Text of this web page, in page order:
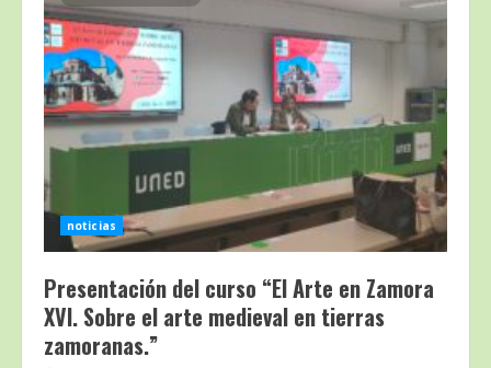
noticias
Presentación del curso “El Arte en Zamora
XVI. Sobre el arte medieval en tierras
zamoranas.”